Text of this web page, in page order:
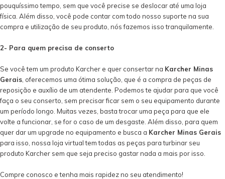
pouquíssimo tempo, sem que você precise se deslocar até uma loja
física. Além disso, você pode contar com todo nosso suporte na sua
compra e utilização de seu produto, nós fazemos isso tranquilamente.
2- Para quem precisa de conserto
Se você tem um produto Karcher e quer consertar na Karcher Minas
Gerais , oferecemos uma ótima solução, que é a compra de peças de
reposição e auxílio de um atendente. Podemos te ajudar para que você
faça o seu conserto, sem precisar ficar sem o seu equipamento durante
um período longo. Muitas vezes, basta trocar uma peça para que ele
volte a funcionar, se for o caso de um desgaste. Além disso, para quem
quer dar um upgrade no equipamento e busca a Karcher Minas Gerais
para isso, nossa loja virtual tem todas as peças para turbinar seu
produto Karcher sem que seja preciso gastar nada a mais por isso.
Compre conosco e tenha mais rapidez no seu atendimento!